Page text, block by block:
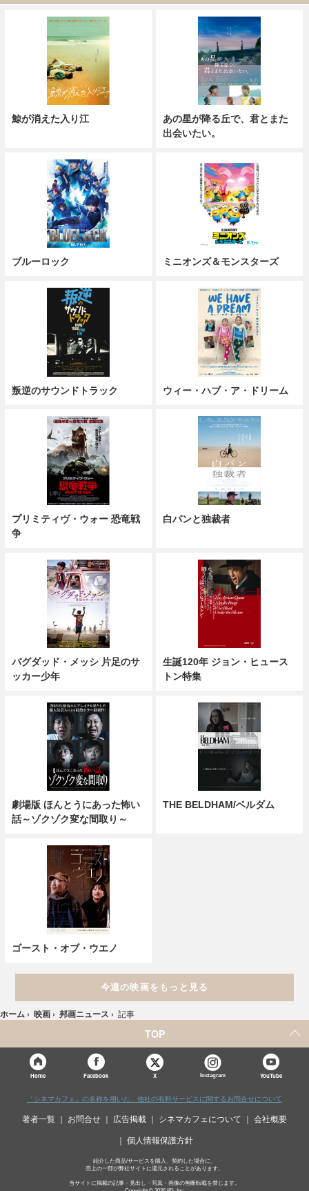
鯨が消えた入り江
あの星が降る丘で、君とまた
出会いたい。
ブルーロック ミニオンズ＆モンスターズ
叛逆のサウンドトラック ウィー・ハブ・ア・ドリーム
プリミティヴ・ウォー 恐竜戦
争
白パンと独裁者
バグダッド・メッシ 片足のサ
ッカー少年
生誕120年 ジョン・ヒュース
トン特集
劇場版 ほんとうにあった怖い
話～ゾクゾク変な間取り～
THE BELDHAM/ベルダム
ゴースト・オブ・ウエノ
今週の映画をもっと見る
ホーム › 映画 › 邦画ニュース › 記事
TOP
Home Facebook X Instagram YouTube
「シネマカフェ」の名称を用いた、他社の有料サービスに関するお問合せについて
著者一覧 お問合せ 広告掲載 シネマカフェについて 会社概要
個人情報保護方針
紹介した商品/サービスを購入、契約した場合に、
売上の一部が弊社サイトに還元されることがあります。
当サイトに掲載の記事・見出し・写真・画像の無断転載を禁じます。